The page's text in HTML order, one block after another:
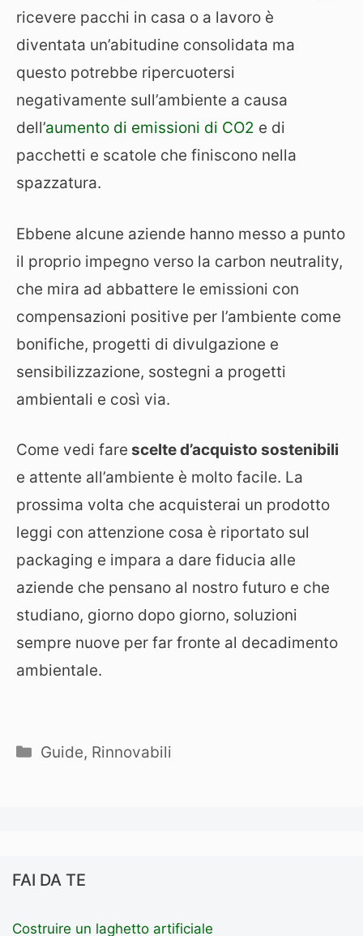
ricevere pacchi in casa o a lavoro è
diventata un’abitudine consolidata ma
questo potrebbe ripercuotersi
negativamente sull’ambiente a causa
dell’aumento di emissioni di CO2 e di
pacchetti e scatole che finiscono nella
spazzatura.
Ebbene alcune aziende hanno messo a punto
il proprio impegno verso la carbon neutrality,
che mira ad abbattere le emissioni con
compensazioni positive per l’ambiente come
bonifiche, progetti di divulgazione e
sensibilizzazione, sostegni a progetti
ambientali e così via.
Come vedi fare scelte d’acquisto sostenibili
e attente all’ambiente è molto facile. La
prossima volta che acquisterai un prodotto
leggi con attenzione cosa è riportato sul
packaging e impara a dare fiducia alle
aziende che pensano al nostro futuro e che
studiano, giorno dopo giorno, soluzioni
sempre nuove per far fronte al decadimento
ambientale.
Categorie
Guide, Rinnovabili
FAI DA TE
Costruire un laghetto artificiale